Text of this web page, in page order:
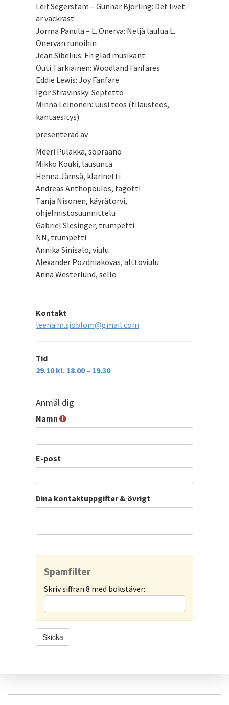
Leif Segerstam – Gunnar Björling: Det livet
är vackrast
Jorma Panula – L. Onerva: Neljä laulua L.
Onervan runoihin
Jean Sibelius: En glad musikant
Outi Tarkiainen: Woodland Fanfares
Eddie Lewis: Joy Fanfare
Igor Stravinsky: Septetto
Minna Leinonen: Uusi teos (tilausteos,
kantaesitys)
presenterad av
Meeri Pulakka, sopraano
Mikko Kouki, lausunta
Henna Jämsä, klarinetti
Andreas Anthopoulos, fagotti
Tanja Nisonen, käyrätorvi,
ohjelmistosuunnittelu
Gabriel Slesinger, trumpetti
NN, trumpetti
Annika Sinisalo, viulu
Alexander Pozdniakovas, alttoviulu
Anna Westerlund, sello
Kontakt
leena.m.sjoblom@gmail.com
Tid
29.10 kl. 18.00 – 19.30
Anmäl dig
Namn
E-post
Dina kontaktuppgifter & övrigt
Spamfilter
Skriv siffran 8 med bokstäver: